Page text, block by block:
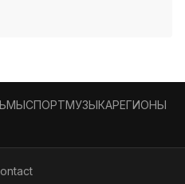
СПОРТМУЗЫКАРЕГИОНЫ